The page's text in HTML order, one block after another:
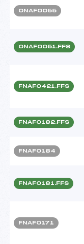
ONAF0055
ONAF0051.FFS
FNAF0421.FFS
FNAF0182.FFS
FNAF0184
FNAF0181.FFS
FNAF0171